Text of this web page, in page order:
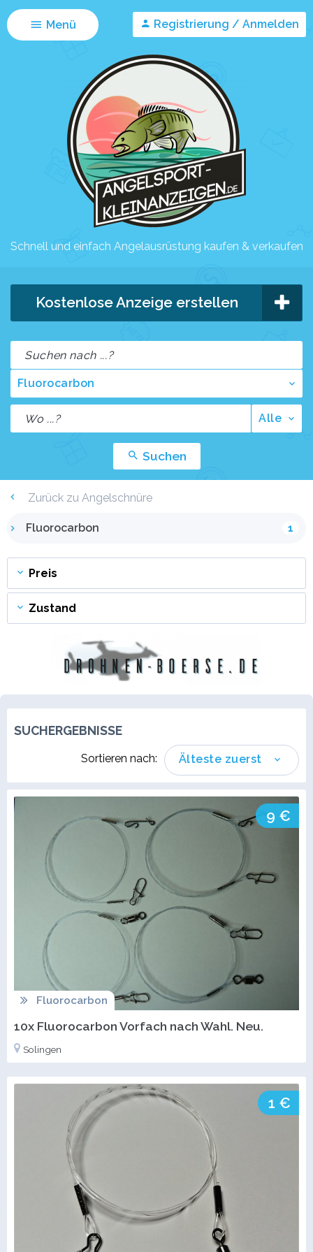
Menü Registrierung / Anmelden
Schnell und einfach Angelausrüstung kaufen & verkaufen
Kostenlose Anzeige erstellen
Fluorocarbon
Alle
Suchen
Zurück zu Angelschnüre
Fluorocarbon 1
Preis
Zustand
SUCHERGEBNISSE
Älteste zuerst
Sortieren nach:
9 €
Fluorocarbon
10x Fluorocarbon Vorfach nach Wahl. Neu.
Solingen
1 €